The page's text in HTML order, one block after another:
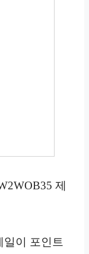
제
이 포인트